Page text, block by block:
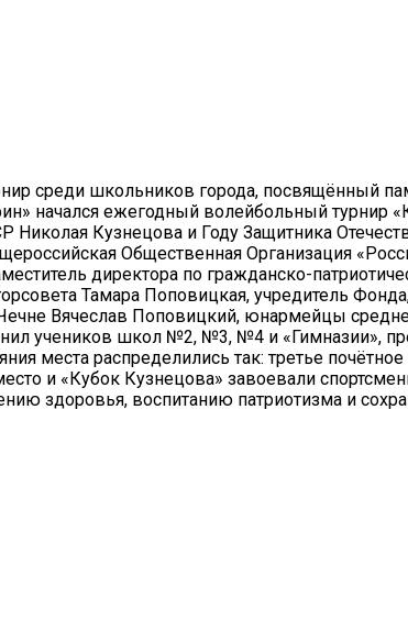
среди школьников города, посвящённый
начался ежегодный волейбольный турнир
Николая Кузнецова и Году Защитника
Общественная Организация
директора по гражданско-
Тамара Поповицкая, учредитель
Вячеслав Поповицкий, юнармейцы
учеников школ №2, №3, №4 и «Гимназии»,
места распределились так: третье
и «Кубок Кузнецова» завоевали
здоровья, воспитанию патриотизма и